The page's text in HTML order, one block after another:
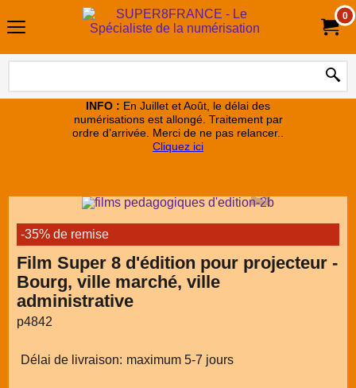
0
INFO : En Juillet et Août, le délai des
numérisations est allongé. Traitement par
ordre d’arrivée. Merci de ne pas relancer..
Cliquez ici
-35% de remise
Film Super 8 d'édition pour projecteur -
Bourg, ville marché, ville
administrative
p4842
Délai de livraison: maximum 5-7 jours